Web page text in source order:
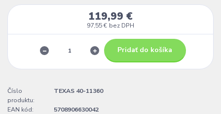
119,99 €
97,55 € bez DPH
Pridať do košíka
Číslo
produktu:
TEXAS 40-11360
EAN kód:
5708906630042